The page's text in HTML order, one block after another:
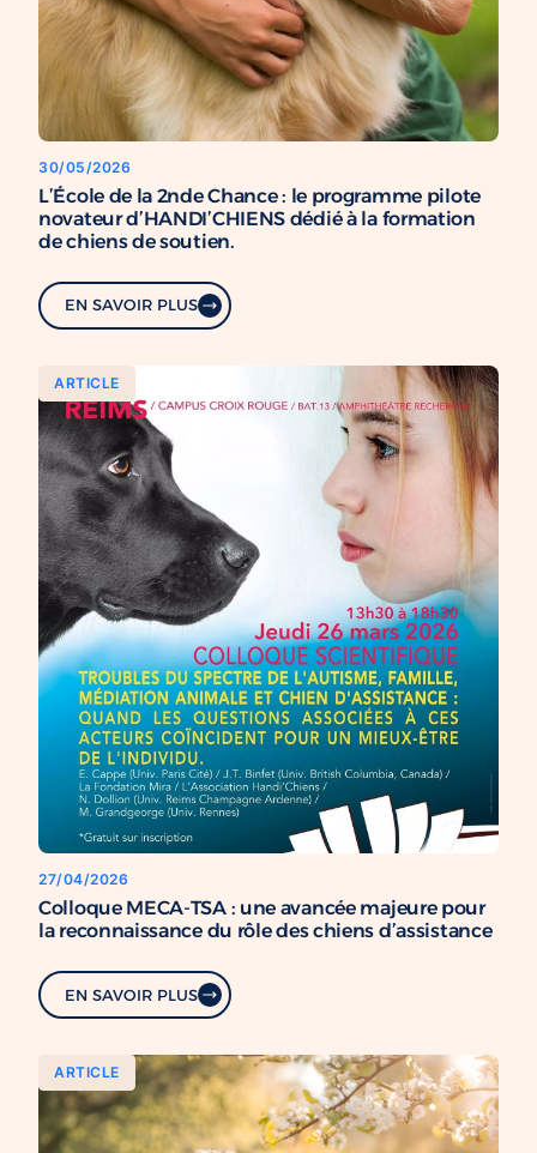
30/05/2026
L’École de la 2nde Chance : le programme pilote
novateur d’HANDI’CHIENS dédié à la formation
de chiens de soutien.
EN SAVOIR PLUS
ARTICLE
27/04/2026
Colloque MECA-TSA : une avancée majeure pour
la reconnaissance du rôle des chiens d’assistance
EN SAVOIR PLUS
ARTICLE